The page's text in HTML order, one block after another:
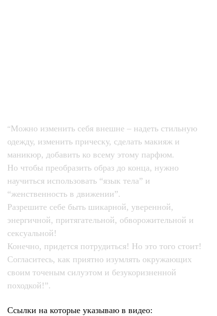
“Можно изменить себя внешне – надеть стильную
одежду, изменить прическу, сделать макияж и
маникюр, добавить ко всему этому парфюм.
Но чтобы преобразить образ до конца, нужно
научиться использовать “язык тела” и
“женственность в движении”.
Разрешите себе быть шикарной, уверенной,
энергичной, притягательной, обворожительной и
сексуальной!
Конечно, придется потрудиться! Но это того стоит!
Согласитесь, как приятно изумлять окружающих
своим точеным силуэтом и безукоризненной
походкой!”.
Ссылки на которые указываю в видео: